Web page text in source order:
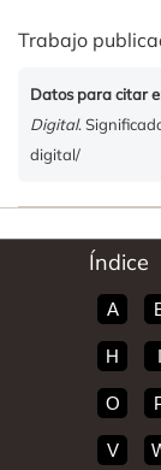
Trabajo
Datos para citar
Digital.
digital/
Índice
A
H I
O
V